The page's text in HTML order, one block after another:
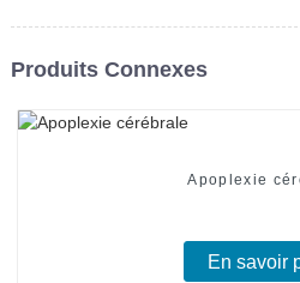
Produits Connexes
Apoplexie
En savoir